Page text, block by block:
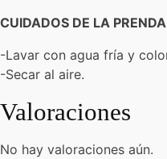
CUIDADOS DE LA
-Lavar con agua fría y
-Secar al aire.
Valoraciones
No hay valoraciones aún.